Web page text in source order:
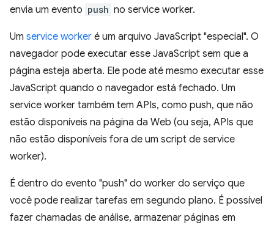
envia um evento push no service worker.
Um service worker é um arquivo JavaScript "especial". O
navegador pode executar esse JavaScript sem que a
página esteja aberta. Ele pode até mesmo executar esse
JavaScript quando o navegador está fechado. Um
service worker também tem APIs, como push, que não
estão disponíveis na página da Web (ou seja, APIs que
não estão disponíveis fora de um script de service
worker).
É dentro do evento "push" do worker do serviço que
você pode realizar tarefas em segundo plano. É possível
fazer chamadas de análise, armazenar páginas em